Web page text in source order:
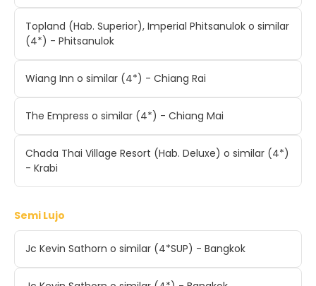
Topland (Hab. Superior), Imperial Phitsanulok o similar
(4*) - Phitsanulok
Wiang Inn o similar (4*) - Chiang Rai
The Empress o similar (4*) - Chiang Mai
Chada Thai Village Resort (Hab. Deluxe) o similar (4*)
- Krabi
Semi Lujo
Jc Kevin Sathorn o similar (4*SUP) - Bangkok